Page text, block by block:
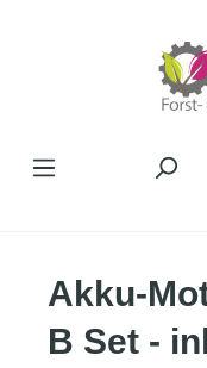
Akku-
B Set -